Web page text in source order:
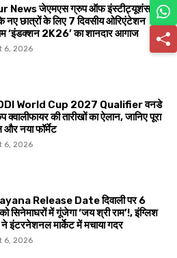
News जेएमएस ग्रुप ऑफ इंस्टीट्यूशंस में
के नए छात्रों के लिए 7 दिवसीय ओरिएंटेशन
‘इंडक्शन 2K26’ का शानदार आगाज
6, 2026
World Cup 2027 Qualifier वनडे
क्वालीफायर की तारीखों का ऐलान, जानिए पूरा
नया फॉर्मेट
6, 2026
Release Date दिवाली पर 6
सिनेमाघरों में गूंजेगा ‘जय श्री राम’!, इंग्लिश
इंटरनेशनल मार्केट में मचाया गदर
6, 2026